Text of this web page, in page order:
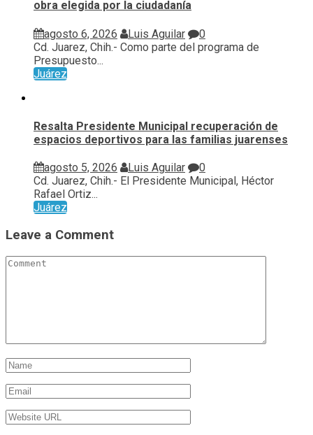
obra elegida por la ciudadanía
agosto 6, 2026 Luis Aguilar
0
Cd. Juarez, Chih.- Como parte del programa de
Presupuesto...
Juárez
Resalta Presidente Municipal recuperación de
espacios deportivos para las familias juarenses
agosto 5, 2026 Luis Aguilar
0
Cd. Juarez, Chih.- El Presidente Municipal, Héctor
Rafael Ortiz...
Juárez
Leave a Comment